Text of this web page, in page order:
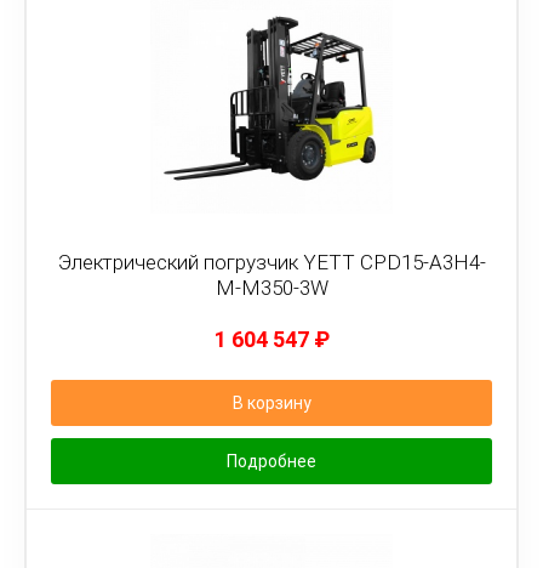
Электрический погрузчик YETT CPD15-A3H4-
M-M350-3W
1 604 547 ₽
В корзину
Подробнее